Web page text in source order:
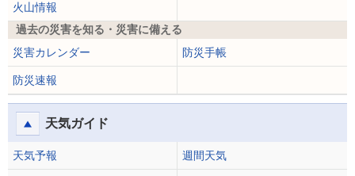
火山情報
過去の災害を知る・災害に備える
災害カレンダー
防災手帳
防災速報
天気ガイド
天気予報 週間天気